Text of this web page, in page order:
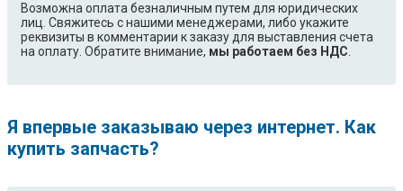
Возможна оплата безналичным путем для юридических
лиц. Свяжитесь с нашими менеджерами, либо укажите
реквизиты в комментарии к заказу для выставления счета
на оплату. Обратите внимание, мы работаем без НДС
Я впервые заказываю через интернет. Как
купить запчасть?